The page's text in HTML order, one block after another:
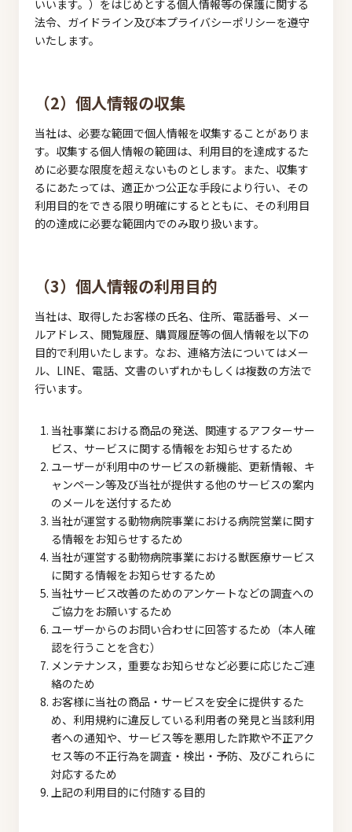
いいます。）をはじめとする個人情報等の保護に関する
法令、ガイドライン及び本プライバシーポリシーを遵守
いたします。
（2）個人情報の収集
当社は、必要な範囲で個人情報を収集することがありま
す。収集する個人情報の範囲は、利用目的を達成するた
めに必要な限度を超えないものとします。また、収集す
るにあたっては、適正かつ公正な手段により行い、その
利用目的をできる限り明確にするとともに、その利用目
的の達成に必要な範囲内でのみ取り扱います。
（3）個人情報の利用目的
当社は、取得したお客様の氏名、住所、電話番号、メー
ルアドレス、閲覧履歴、購買履歴等の個人情報を以下の
目的で利用いたします。なお、連絡方法についてはメー
ル、LINE、電話、文書のいずれかもしくは複数の方法で
行います。
当社事業における商品の発送、関連するアフターサー
ビス、サービスに関する情報をお知らせするため
ユーザーが利用中のサービスの新機能、更新情報、キ
ャンペーン等及び当社が提供する他のサービスの案内
のメールを送付するため
当社が運営する動物病院事業における病院営業に関す
る情報をお知らせするため
当社が運営する動物病院事業における獣医療サービス
に関する情報をお知らせするため
当社サービス改善のためのアンケートなどの調査への
ご協力をお願いするため
ユーザーからのお問い合わせに回答するため（本人確
認を行うことを含む）
メンテナンス，重要なお知らせなど必要に応じたご連
絡のため
お客様に当社の商品・サービスを安全に提供するた
め、利用規約に違反している利用者の発見と当該利用
者への通知や、サービス等を悪用した詐欺や不正アク
セス等の不正行為を調査・検出・予防、及びこれらに
対応するため
上記の利用目的に付随する目的